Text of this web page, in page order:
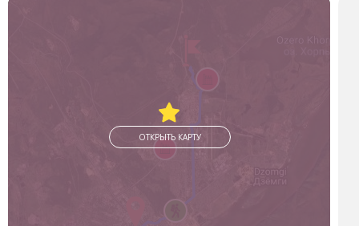
ОТКРЫТЬ КАРТУ